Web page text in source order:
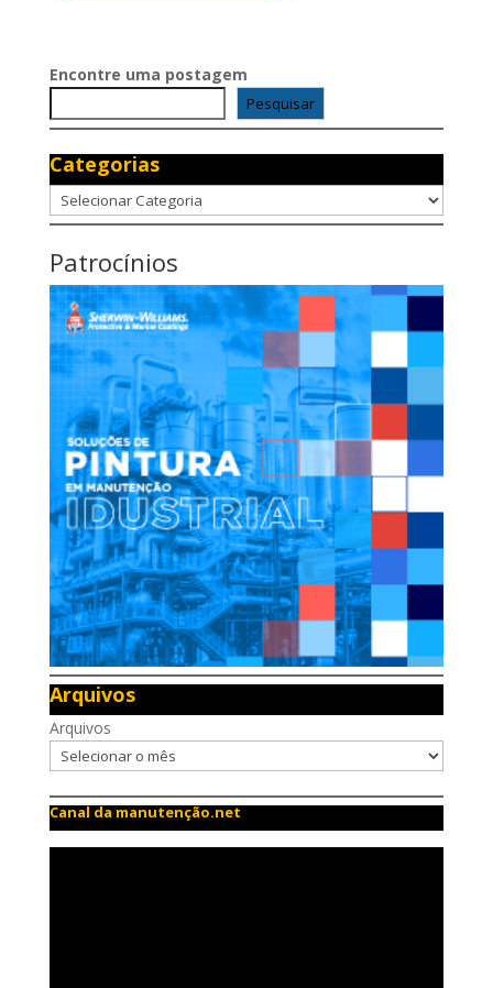
Encontre uma postagem
Pesquisar
Categorias
Categorias
Patrocínios
Arquivos
Arquivos
Canal da manutenção.net